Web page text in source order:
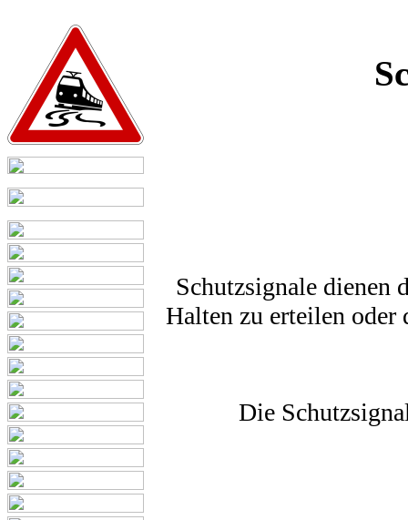
Schutzsignale dienen
Halten zu erteilen oder
Die